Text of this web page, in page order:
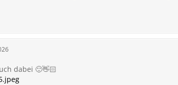
dabei 🙂👋🏻